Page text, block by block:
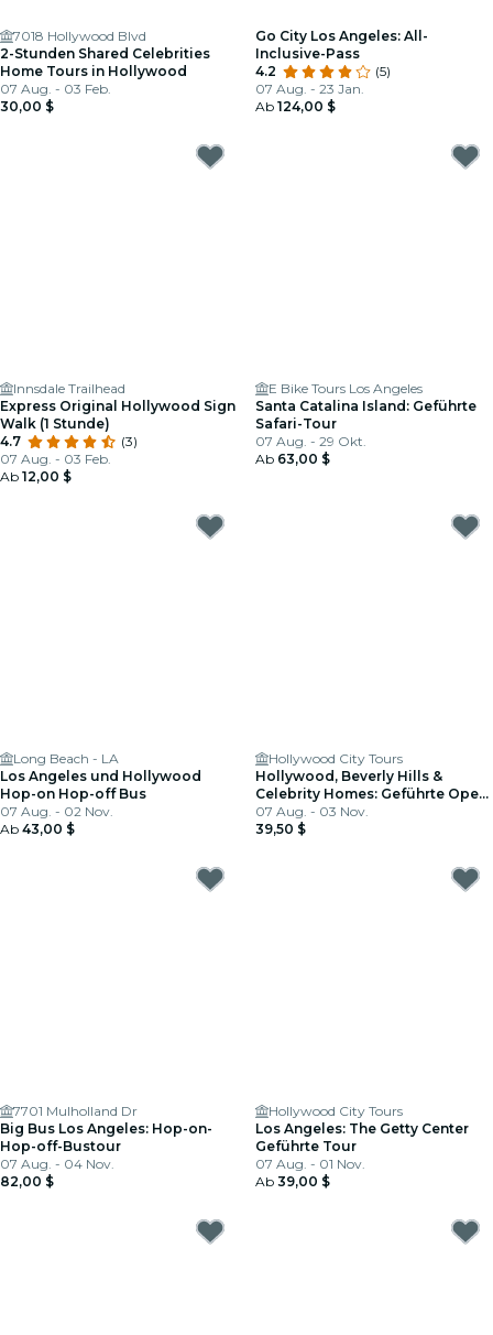
7018 Hollywood Blvd
2-Stunden Shared Celebrities
Home Tours in Hollywood
07 Aug. - 03 Feb.
30,00 $
Go City Los Angeles: All-
Inclusive-Pass
4.2
(5)
07 Aug. - 23 Jan.
Ab 124,00 $
Innsdale Trailhead
Express Original Hollywood Sign
Walk (1 Stunde)
4.7
(3)
07 Aug. - 03 Feb.
Ab 12,00 $
E Bike Tours Los Angeles
Santa Catalina Island: Geführte
Safari-Tour
07 Aug. - 29 Okt.
Ab 63,00 $
Long Beach - LA
Los Angeles und Hollywood
Hop-on Hop-off Bus
07 Aug. - 02 Nov.
Ab 43,00 $
Hollywood City Tours
Hollywood, Beverly Hills &
Celebrity Homes: Geführte Open
Air Bus Tour
07 Aug. - 03 Nov.
39,50 $
7701 Mulholland Dr
Big Bus Los Angeles: Hop-on-
Hop-off-Bustour
07 Aug. - 04 Nov.
82,00 $
Hollywood City Tours
Los Angeles: The Getty Center
Geführte Tour
07 Aug. - 01 Nov.
Ab 39,00 $